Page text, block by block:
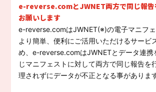
e-reverse.comとJWNET両方で同じ報告
お願いします
e-reverse.comはJWNET(※)の電子マニフ
より簡単、便利にご活用いただけるサービ
め、e-reverse.comはJWNETとデータ連携
じマニフェストに対して両方で同じ報告を
理されずにデータが不正となる事がありま